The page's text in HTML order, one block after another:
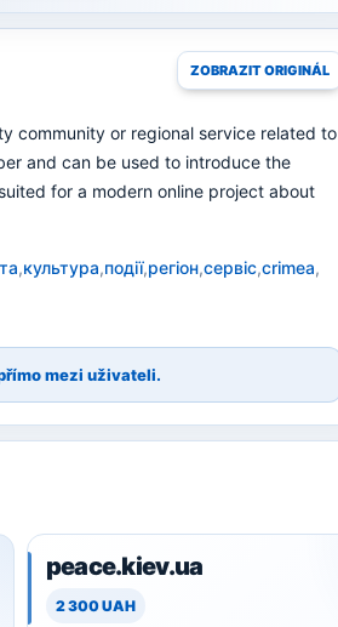
ZOBRAZIT ORIGINÁL
community or regional service related to
and can be used to introduce the
for a modern online project about
,культура,події,регіон,сервіс,crimea,
mezi uživateli.
peace.kiev.ua
2 300 UAH